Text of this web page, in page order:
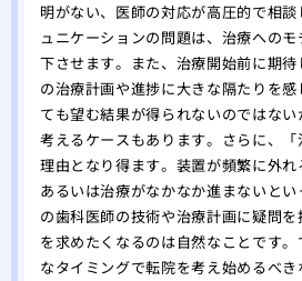
明がない、医師の対応が高圧的で相
ュニケーションの問題は、治療への
下させます。また、治療開始前に期
の治療計画や進捗に大きな隔たりを
ても望む結果が得られないのではな
考えるケースもあります。さらに、
理由となり得ます。装置が頻繁に外れ
あるいは治療がなかなか進まないと
の歯科医師の技術や治療計画に疑問
を求めたくなるのは自然なことです
なタイミングで転院を考え始めるべき